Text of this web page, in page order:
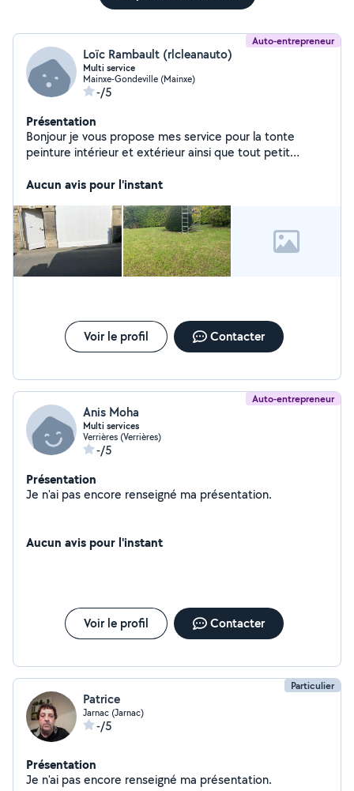
Auto-entrepreneur
Loïc Rambault (rlcleanauto)
Multi service
Mainxe-Gondeville (Mainxe)
-/5
Présentation
Bonjour je vous propose mes service pour la tonte
peinture intérieur et extérieur ainsi que tout petit
Aucun avis pour l'instant
Voir le profil Contacter
Auto-entrepreneur
Anis Moha
Multi services
Verrières (Verrières)
-/5
Présentation
Je n'ai pas encore renseigné ma présentation.
Aucun avis pour l'instant
Voir le profil Contacter
Particulier
Patrice
Jarnac (Jarnac)
-/5
Présentation
Je n'ai pas encore renseigné ma présentation.